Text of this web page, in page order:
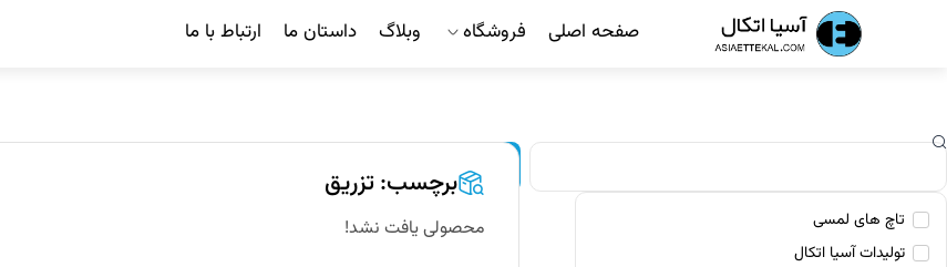
صفحه اصلی فروشگاه وبلاگ داستان ما ارتباط با ما
جستجو
جستجو
تاچ های لمسی
تولیدات آسیا اتکال
برچسب: تزریق
محصولی یافت نشد!